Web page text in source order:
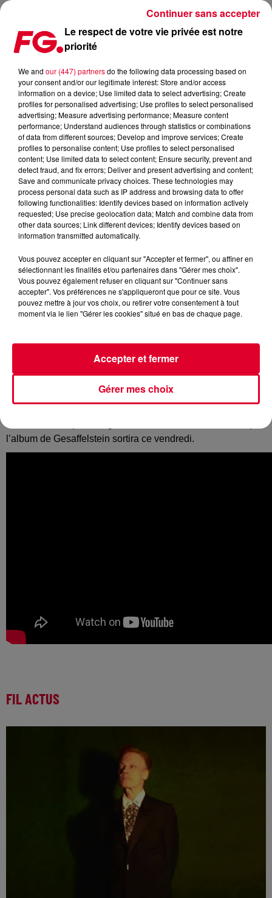
LA COLLABORATION GESAFFELSTEIN / PHARRELL WILLIAMS
Publié : 4 mars 2019 à 11h09 par Christophe HUBERT
C’était de toutes les collaborations annoncées, celle qui
synonyme de hits planétaires. Le françaisGesaffelsteina
donc sorti vendredi dernier le single «Blast Off
son futur album «Hyperion»
Une collaboration résolument pop 80s, pas si éloignée de
l’album de Gesaffelstein sortira ce vendredi.
FIL ACTUS
Le respect de votre vie privée est notre
priorité
We and our (447) partnersdo the following data processing based on
your consent and/or our legitimate interest: Store and/or access
information on a device; Use limited data to select advertising; Create
profiles for personalised advertising; Use profiles to select personalised
advertising; Measure advertising performance; Measure content
performance; Understand audiences through statistics or combinations
of data from different sources; Develop and improve services; Create
profiles to personalise content; Use profiles to select personalised
content; Use limited data to select content; Ensure security, prevent and
detect fraud, and fix errors; Deliver and present advertising and content;
Save and communicate privacy choices. These technologies may
process personal data such as IP address and browsing data to offer
following functionalities: Identify devices based on information actively
requested; Use precise geolocation data; Match and combine data from
other data sources; Link different devices; Identify devices based on
information transmitted automatically.
Vous pouvez accepter en cliquant sur "Accepter et fermer", ou affiner en
sélectionnant les finalités et/ou partenaires dans "Gérer mes choix".
Vous pouvez également refuser en cliquant sur "Continuer sans
accepter". Vos préférences ne s'appliqueront que pour ce site. Vous
pouvez mettre à jour vos choix, ou retirer votre consentement à tout
moment via le lien "Gérer les cookies" situé en bas de chaque page.
Gérer mes choix
Accepter et fermer
Continuer sans accepter